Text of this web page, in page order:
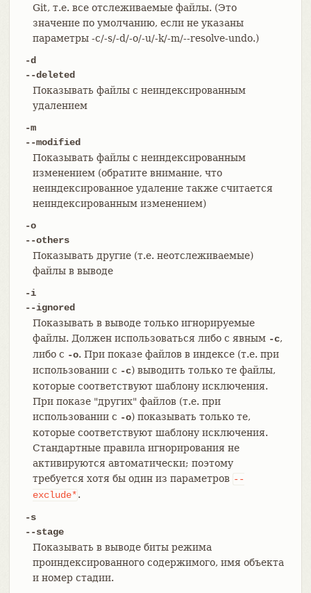
Git, т.е. все отслеживаемые файлы. (Это
значение по умолчанию, если не указаны
параметры -c/-s/-d/-o/-u/-k/-m/--resolve-undo.)
-d
--deleted
Показывать файлы с неиндексированным
удалением
-m
--modified
Показывать файлы с неиндексированным
изменением (обратите внимание, что
неиндексированное удаление также считается
неиндексированным изменением)
-o
--others
Показывать другие (т.е. неотслеживаемые)
файлы в выводе
-i
--ignored
Показывать в выводе только игнорируемые
файлы. Должен использоваться либо с явным -c,
либо с -o. При показе файлов в индексе (т.е. при
использовании с -c) выводить только те файлы,
которые соответствуют шаблону исключения.
При показе "других" файлов (т.е. при
использовании с -o) показывать только те,
которые соответствуют шаблону исключения.
Стандартные правила игнорирования не
активируются автоматически; поэтому
требуется хотя бы один из параметров --
exclude*.
-s
--stage
Показывать в выводе биты режима
проиндексированного содержимого, имя объекта
и номер стадии.